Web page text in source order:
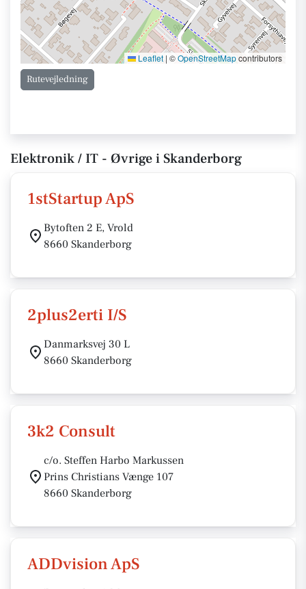
Leaflet | ©OpenStreetMapcontributors
Rutevejledning
Elektronik / IT - Øvrige i Skanderborg
1stStartup ApS
Bytoften 2 E, Vrold
8660 Skanderborg
2plus2erti I/S
Danmarksvej 30 L
8660 Skanderborg
3k2 Consult
c/o. Steffen Harbo Markussen
Prins Christians Vænge 107
8660 Skanderborg
ADDvision ApS